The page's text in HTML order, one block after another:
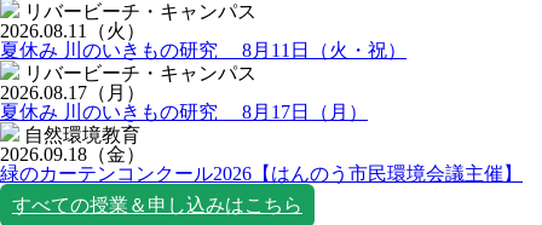
リバービーチ・キャンパス
2026.08.11
（火）
夏休み 川のいきもの研究 8月11日（火・祝）
リバービーチ・キャンパス
2026.08.17 （月）
夏休み 川のいきもの研究 8月17日（月）
自然環境教育
2026.09.18 （金）
緑のカーテンコンクール2026【はんのう市民環境会議主催】
すべての授業＆申し込みはこちら